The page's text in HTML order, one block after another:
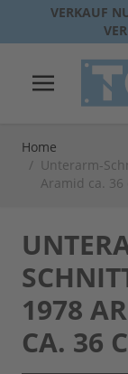
Direkt zum Inhalt
VERKAUF
Home
/ Unterarm-
Aramid ca. 36
1978
CA. 36